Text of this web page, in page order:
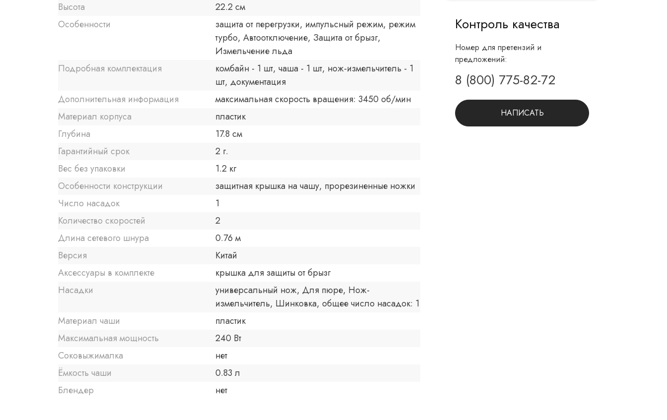
Контроль качества
Номер для претензий и
предложений:
8 (800) 775-82-72
НАПИСАТЬ
Высота
22.2 см
Особенности
защита от перегрузки, импульсный режим, режим
турбо, Автоотключение, Защита от брызг,
Измельчение льда
Подробная комплектация
комбайн - 1 шт, чаша - 1 шт, нож-измельчитель - 1
шт, документация
Дополнительная информация
максимальная скорость вращения: 3450 об/мин
Материал корпуса
пластик
Глубина
17.8 см
Гарантийный срок
2 г.
Вес без упаковки
1.2 кг
Особенности конструкции
защитная крышка на чашу, прорезиненные ножки
Число насадок
1
Количество скоростей
2
Длина сетевого шнура
0.76 м
Версия
Китай
Аксессуары в комплекте
крышка для защиты от брызг
Насадки
универсальный нож, Для пюре, Нож-
измельчитель, Шинковка, общее число насадок: 1
Материал чаши
пластик
Максимальная мощность
240 Вт
Соковыжималка
нет
Ёмкость чаши
0.83 л
Блендер
нет